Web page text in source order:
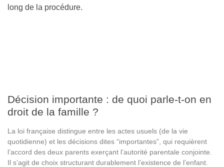
long de la procédure.
Décision importante : de quoi parle-t-on en
droit de la famille ?
La loi française distingue entre les actes usuels (de la vie
quotidienne) et les décisions dites “importantes”, qui requièrent
l’accord des deux parents exerçant l’autorité parentale conjointe.
Il s’agit de choix structurant durablement l’existence de l’enfant.